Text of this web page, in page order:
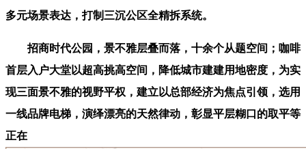
多元场景表达，打制三沉公区全精拆系统。
招商时代公园，景不雅层叠而落，十余个从题空间；咖啡
首层入户大堂以超高挑高空间，降低城市建建用地密度，为实
现三面景不雅的视野平权，建立以总部经济为焦点引领，选用
一线品牌电梯，演绎漂亮的天然律动，彰显平层糊口的取平等
正在